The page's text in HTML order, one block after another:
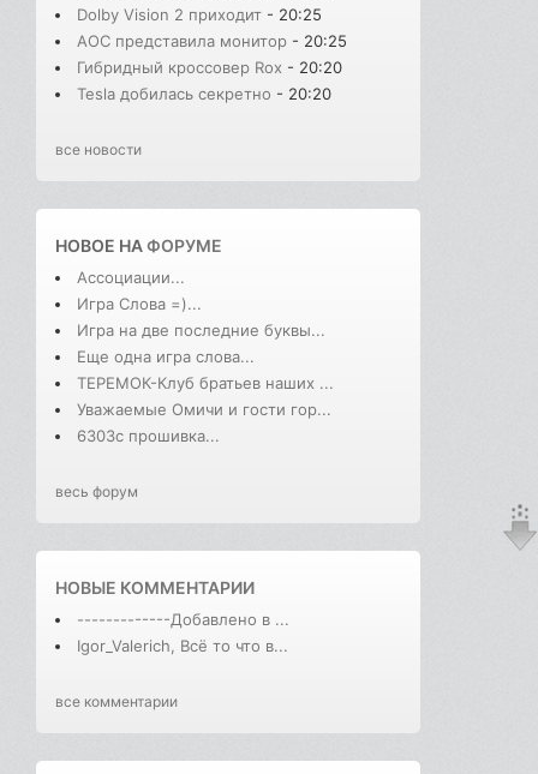
Dolby Vision 2 приходит - 20:25
AOC представила монитор - 20:25
Гибридный кроссовер Rox - 20:20
Tesla добилась секретно - 20:20
все новости
НОВОЕ НАФОРУМЕ
Ассоциации...
Игра Слова =)...
Игра на две последние буквы...
Еще одна игра слова...
ТЕРЕМОК-Клуб братьев наших ...
Уважаемые Омичи и гости гор...
6303с прошивка...
весь форум
НОВЫЕ КОММЕНТАРИИ
-------------Добавлено в ...
Igor_Valerich, Всё то что в...
все комментарии